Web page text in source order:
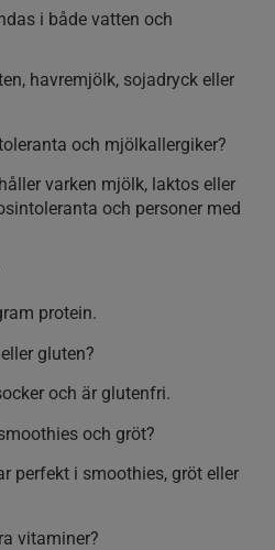
i både vatten och
havremjölk, sojadryck eller
och mjölkallergiker?
varken mjölk, laktos eller
och personer med
protein.
gluten?
och är glutenfri.
och gröt?
perfekt i smoothies, gröt eller
vitaminer?